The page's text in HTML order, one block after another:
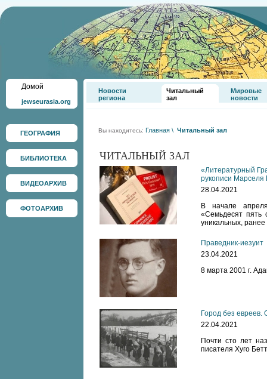
Домой
jewseurasia.org
ГЕОГРАФИЯ
БИБЛИОТЕКА
ВИДЕОАРХИВ
ФОТОАРХИВ
Новости
региона
Читальный
зал
Мировые
новости
Вы находитесь: Главная \ Читальный зал
ЧИТАЛЬНЫЙ ЗАЛ
«Литературный
рукописи Марселя
28.04.2021
В начале
«Семьдесят пять
уникальных,
Праведник-иезуит
23.04.2021
8 марта 2001 г.
Город без
22.04.2021
Почти сто лет
писателя Хуго